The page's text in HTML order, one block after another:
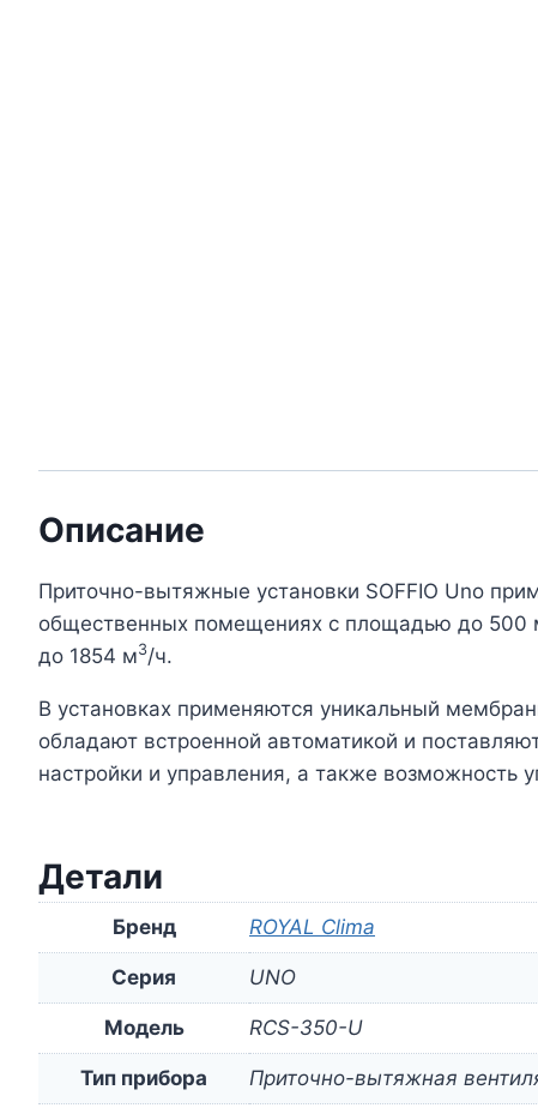
Описание
Приточно-вытяжные установки SOFFIO Uno
общественных помещениях с площадью до 500
до 1854 м3/ч.
В установках применяются уникальный
обладают встроенной автоматикой и
настройки и управления, а также
Детали
Бренд ROYAL Clima
Серия UNO
Модель RCS-350-U
Тип прибора Приточно-вытяжная